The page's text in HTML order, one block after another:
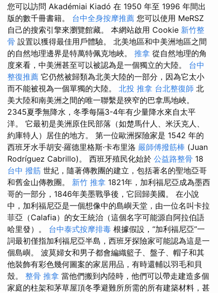
您可以訪問 Akadémiai Kiadó 在 1950 年至 1996 年間出
版的數千冊書籍。 台中全身按摩推薦 您可以使用 MeRSZ
自己的搜索引擎來瀏覽館藏。 本網站啟用 Cookie 新竹整
骨 設置以獲得最佳用戶體驗。 北美地區和中美洲地區之間
的自然地理邊界是特萬特佩克地峽。 推拿 從自然地理的角
度來看，中美洲甚至可以被認為是一個獨立的大陸。 台中
整復推薦 它仍然被歸類為北美大陸的一部分，因為它太小
而不能被視為一個單獨的大陸。 北投 推拿 台北整復師 北
美大陸和南美洲之間的唯一聯繫是狹窄的巴拿馬地峽。
2345夏季無降水，冬季每隔3-4年有少量降水來自太平
洋。 它最初是美洲原住民部落（如楚馬什人、米沃克人、
約庫特人）居住的地方。 第一位歐洲探險家是 1542 年的
西班牙水手胡安·羅德里格斯·卡布里洛 嚴師傅撥筋棒 (Juan
Rodríguez Cabrillo)。 西班牙殖民化始於 公益路整骨 18
台中 撥筋 世紀，隨著傳教團的建立，包括著名的聖地亞哥
和舊金山傳教團。 新竹 推拿 1821年，加利福尼亞成為墨西
哥的一部分，1846年美墨戰爭後，它回歸美國。 在小說
中，加利福尼亞是一個想像中的島嶼天堂，由一位名叫卡拉
菲亞（Calafia）的女王統治（這個名字可能源自阿拉伯語
哈里發）。 台中泰式按摩排毒 根據假設，“加利福尼亞”一
詞最初僅指加利福尼亞半島，西班牙探險家可能認為這是一
個島嶼。 波莫婦女和男子都會編織籃子、盤子、帽子和其
他裝飾有彩色幾何圖案的家居用品，有時還輔以羽毛和貝
殼。 整骨 推拿 當他們搬到內陸時，他們可以帶走建造多個
家庭的柱架和茅草屋頂冬季避難所所需的所有建築材料，甚